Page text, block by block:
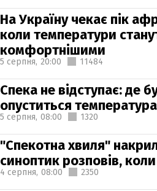
На Україну чекає пік
коли температури
комфортнішими
5 серпня, 20:00 11484
Спека не відступає: де
опуститься
5 серпня, 08:00 1320
"Спекотна хвиля"
синоптик розповів,
4 серпня, 08:00 2350